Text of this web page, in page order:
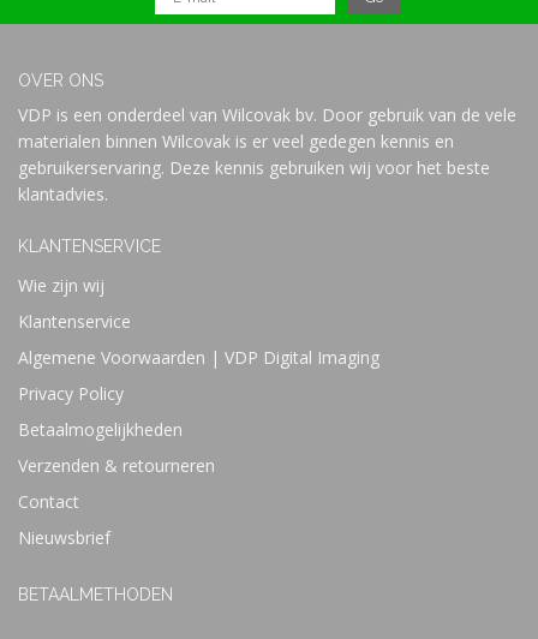
OVER ONS
VDP is een onderdeel van Wilcovak bv. Door gebruik van de vele
materialen binnen Wilcovak is er veel gedegen kennis en
gebruikerservaring. Deze kennis gebruiken wij voor het beste
klantadvies.
KLANTENSERVICE
Wie zijn wij
Klantenservice
Algemene Voorwaarden | VDP Digital Imaging
Privacy Policy
Betaalmogelijkheden
Verzenden & retourneren
Contact
Nieuwsbrief
BETAALMETHODEN